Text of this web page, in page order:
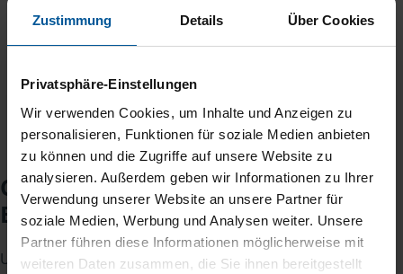
Zustimmung Details Über Cookies
Privatsphäre-Einstellungen
Wir verwenden Cookies, um Inhalte und Anzeigen zu
personalisieren, Funktionen für soziale Medien anbieten
zu können und die Zugriffe auf unsere Website zu
analysieren. Außerdem geben wir Informationen zu Ihrer
Verwendung unserer Website an unsere Partner für
soziale Medien, Werbung und Analysen weiter. Unsere
Partner führen diese Informationen möglicherweise mit
weiteren Daten zusammen, die Sie ihnen bereitgestellt
jährlichen Mitgliedsbeitrag, der sich nach Ihren
Checkliste für Ihr
Beratungsgespräch
Um Ihre Steuererklärung erstellen zu können, benötigen